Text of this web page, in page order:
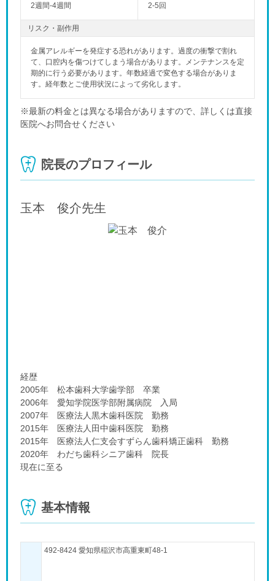
2週間-4週間 2-5回
リスク・副作用
金属アレルギーを発症する恐れがあります。過度の衝撃で割れ
て、口腔内を傷つけてしまう場合があります。メンテナンスを定
期的に行う必要があります。年数経過で変色する場合がありま
す。経年数とご使用状況によって劣化します。
※最新の料金とは異なる場合がありますので、詳しくは直接
医院へお問合せください
院長のプロフィール
玉本 俊介先生
経歴
2005年 松本歯科大学歯学部 卒業
2006年 愛知学院医学部附属病院 入局
2007年 医療法人黒木歯科医院 勤務
2015年 医療法人田中歯科医院 勤務
2015年 医療法人仁支会すずらん歯科矯正歯科 勤務
2020年 わだち歯科シニア歯科 院長
現在に至る
基本情報
492-8424 愛知県稲沢市高重東町48-1